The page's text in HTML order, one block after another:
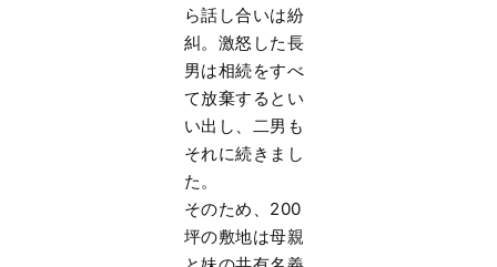
ら話し合いは紛
糾。激怒した長
男は相続をすべ
て放棄するとい
い出し、二男も
それに続きまし
た。
そのため、200
坪の敷地は母親